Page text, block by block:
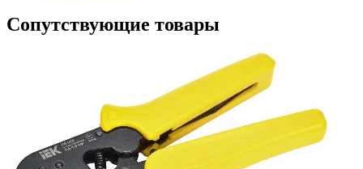
Сопутствующие товары